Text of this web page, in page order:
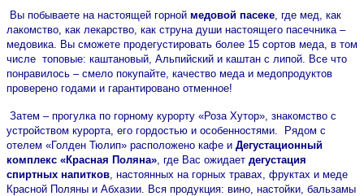
Вы побываете на настоящей горной медовой пасеке , где мед, как
лакомство, как лекарство, как струна души настоящего пасечника –
медовика. Вы сможете продегустировать более 15 сортов меда, в том
числе топовые: каштановый, Альпийский и каштан с липой. Все что
понравилось – смело покупайте, качество меда и медопродуктов
проверено годами и гарантировано отменное!
Затем – прогулка по горному курорту «Роза Хутор», знакомство с
устройством курорта, его гордостью и особенностями. Рядом с
отелем «Голден Тюлип» расположено кафе и Дегустационный
комплекс «Красная Поляна» , где Вас ожидает дегустация
спиртных напитков , настоянных на горных травах, фруктах и меде
Красной Поляны и Абхазии. Вся продукция: вино, настойки, бальзамы